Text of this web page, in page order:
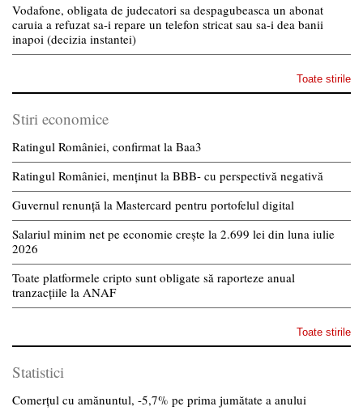
Vodafone, obligata de judecatori sa despagubeasca un abonat
caruia a refuzat sa-i repare un telefon stricat sau sa-i dea banii
inapoi (decizia instantei)
Toate stirile
Stiri economice
Ratingul României, confirmat la Baa3
Ratingul României, menținut la BBB- cu perspectivă negativă
Guvernul renunță la Mastercard pentru portofelul digital
Salariul minim net pe economie crește la 2.699 lei din luna iulie
2026
Toate platformele cripto sunt obligate să raporteze anual
tranzacțiile la ANAF
Toate stirile
Statistici
Comerțul cu amănuntul, -5,7% pe prima jumătate a anului